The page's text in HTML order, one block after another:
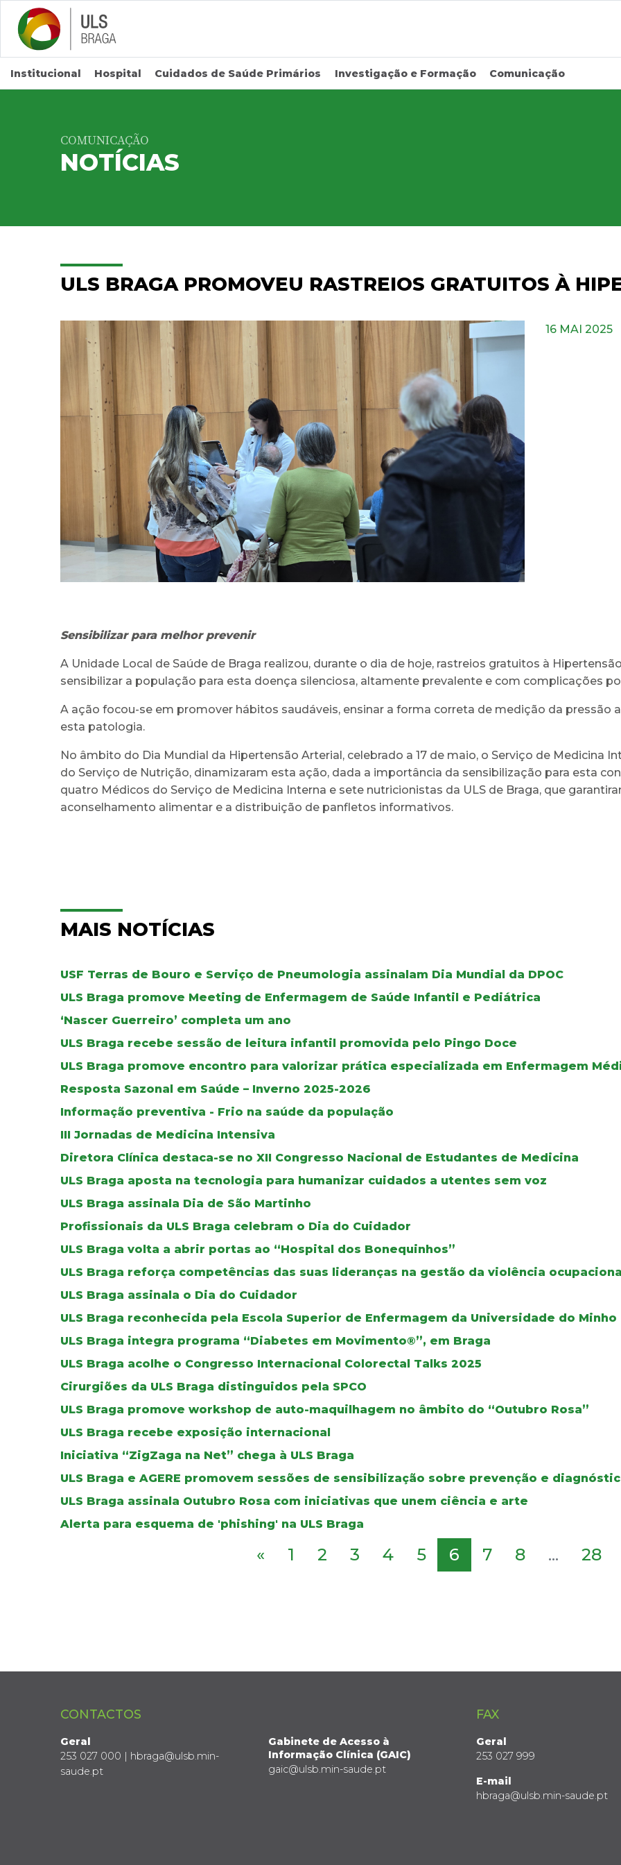
Saltar para conteúdo principal
Institucional Hospital Cuidados de Saúde Primários Investigação e Formação Comunicação
COMUNICAÇÃO
NOTÍCIAS
ULS BRAGA PROMOVEU RASTREIOS GRATUITOS À
16 MAI 2025
Sensibilizar para melhor prevenir
A Unidade Local de Saúde de Braga realizou, durante o dia de hoje, rastreios gratuitos à
sensibilizar a população para esta doença silenciosa, altamente prevalente e com complicações
A ação focou-se em promover hábitos saudáveis, ensinar a forma correta de medição da pressão
esta patologia.
No âmbito do Dia Mundial da Hipertensão Arterial, celebrado a 17 de maio, o Serviço de Medicina
do Serviço de Nutrição, dinamizaram esta ação, dada a importância da sensibilização para esta
quatro Médicos do Serviço de Medicina Interna e sete nutricionistas da ULS de Braga, que
aconselhamento alimentar e a distribuição de panfletos informativos.
MAIS NOTÍCIAS
USF Terras de Bouro e Serviço de Pneumologia assinalam Dia Mundial da DPOC
ULS Braga promove Meeting de Enfermagem de Saúde Infantil e Pediátrica
‘Nascer Guerreiro’ completa um ano
ULS Braga recebe sessão de leitura infantil promovida pelo Pingo Doce
ULS Braga promove encontro para valorizar prática especializada em Enfermagem
Resposta Sazonal em Saúde – Inverno 2025-2026
Informação preventiva - Frio na saúde da população
III Jornadas de Medicina Intensiva
Diretora Clínica destaca-se no XII Congresso Nacional de Estudantes de Medicina
ULS Braga aposta na tecnologia para humanizar cuidados a utentes sem voz
ULS Braga assinala Dia de São Martinho
Profissionais da ULS Braga celebram o Dia do Cuidador
ULS Braga volta a abrir portas ao “Hospital dos Bonequinhos”
ULS Braga reforça competências das suas lideranças na gestão da violência ocupacional
ULS Braga assinala o Dia do Cuidador
ULS Braga reconhecida pela Escola Superior de Enfermagem da Universidade do Minho
ULS Braga integra programa “Diabetes em Movimento®”, em Braga
ULS Braga acolhe o Congresso Internacional Colorectal Talks 2025
Cirurgiões da ULS Braga distinguidos pela SPCO
ULS Braga promove workshop de auto-maquilhagem no âmbito do “Outubro Rosa”
ULS Braga recebe exposição internacional
Iniciativa “ZigZaga na Net” chega à ULS Braga
ULS Braga e AGERE promovem sessões de sensibilização sobre prevenção e
ULS Braga assinala Outubro Rosa com iniciativas que unem ciência e arte
Alerta para esquema de 'phishing' na ULS Braga
« 1 2 3 4 5 6 7 8 ... 28
CONTACTOS
Geral
253 027 000 | hbraga@ulsb.min-
saude.pt
Gabinete de Acesso à
Informação Clínica (GAIC)
gaic@ulsb.min-saude.pt
FAX
Geral
253 027 999
E-mail
hbraga@ulsb.min-saude.pt